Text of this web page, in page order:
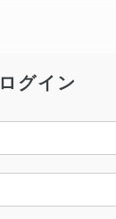
ログイン